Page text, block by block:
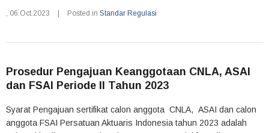
, 06.Oct.2023 Posted in Standar Regulasi
Prosedur Pengajuan Keanggotaan CNLA, ASAI
dan FSAI Periode II Tahun 2023
Syarat Pengajuan sertifikat calon anggota CNLA, ASAI dan calon
anggota FSAI Persatuan Aktuaris Indonesia tahun 2023 adalah